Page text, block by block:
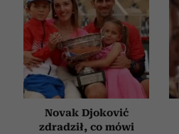
Novak Djoković
zdradził, co mówi